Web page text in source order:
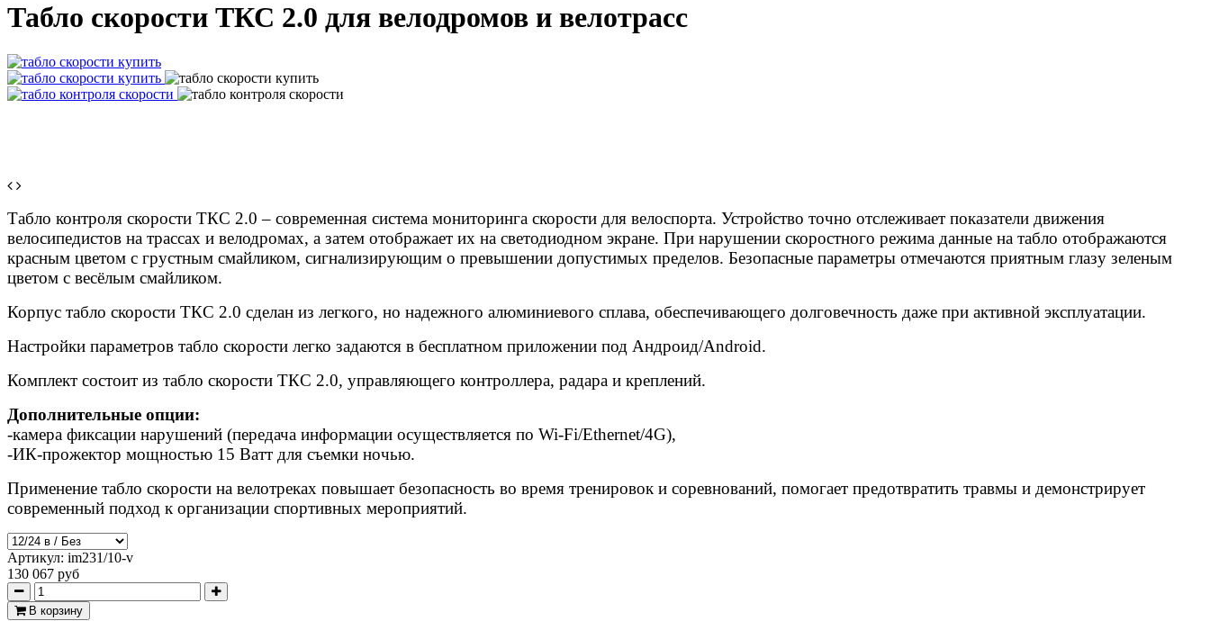
Табло скорости ТКС 2.0 для велодромов и велотрасс
Табло контроля скорости ТКС 2.0 – современная система мониторинга скорости для велоспорта. Устройство точно отслеживает показатели движения
велосипедистов на трассах и велодромах, а затем отображает их на светодиодном экране. При нарушении скоростного режима данные на табло отображаются
красным цветом с грустным смайликом, сигнализирующим о превышении допустимых пределов. Безопасные параметры отмечаются приятным глазу зеленым
цветом с весёлым смайликом.
Корпус табло скорости ТКС 2.0 сделан из легкого, но надежного алюминиевого сплава, обеспечивающего долговечность даже при активной эксплуатации.
Настройки параметров табло скорости легко задаются в бесплатном приложении под Андроид/Android.
Комплект состоит из табло скорости ТКС 2.0, управляющего контроллера, радара и креплений.
Дополнительные опции:
-камера фиксации нарушений (передача информации осуществляется по Wi-Fi/Ethernet/4G),
-ИК-прожектор мощностью 15 Ватт для съемки ночью.
Применение табло скорости на велотреках повышает безопасность во время тренировок и соревнований, помогает предотвратить травмы и демонстрирует
современный подход к организации спортивных мероприятий.
Артикул: im231/10-v
130 067 руб
В корзину